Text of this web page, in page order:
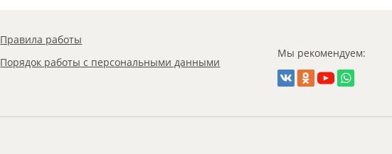
Правила работы
Порядок работы с персональными данными
Мы рекомендуем: